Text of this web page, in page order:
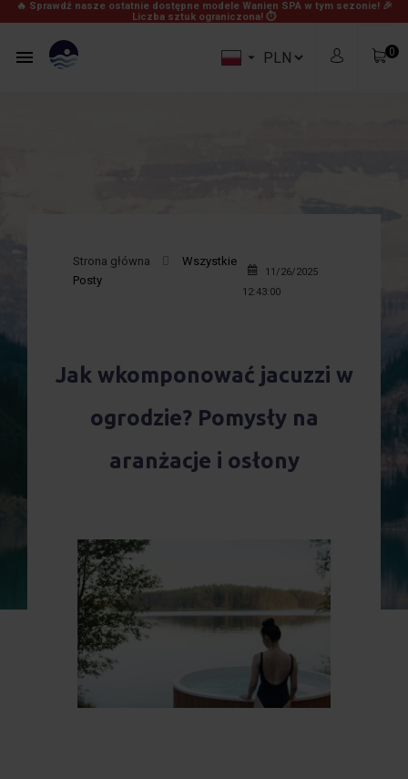
🔥 Sprawdź nasze ostatnie dostępne modele Wanien SPA w tym sezonie! 🎉
Liczba sztuk ograniczona! ⏱
 
Zobacz Koszyk
Realizacja Zamówienia
0
Strona główna
Wszystkie
Posty
11/26/2025
12:43:00
Jak wkomponować jacuzzi w
ogrodzie? Pomysły na
aranżacje i osłony